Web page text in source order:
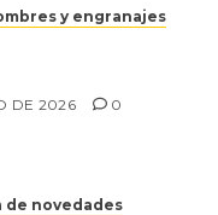
y engranajes
DE 2026 0
de novedades